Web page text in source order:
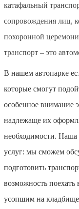
катафальный
сопровождения лиц,
похоронной
транспорт – это
В нашем автопарке
которые смогут
особенное внимание
надлежаще их
необходимости. Наша
услуг: мы сможем
подготовить
возможность поехать
усопшим на